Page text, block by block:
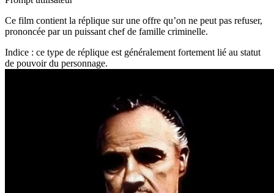
Ce film contient la réplique sur une offre qu’on ne peut pas refuser,
prononcée par un puissant chef de famille criminelle.
Indice : ce type de réplique est généralement fortement lié au statut
de pouvoir du personnage.